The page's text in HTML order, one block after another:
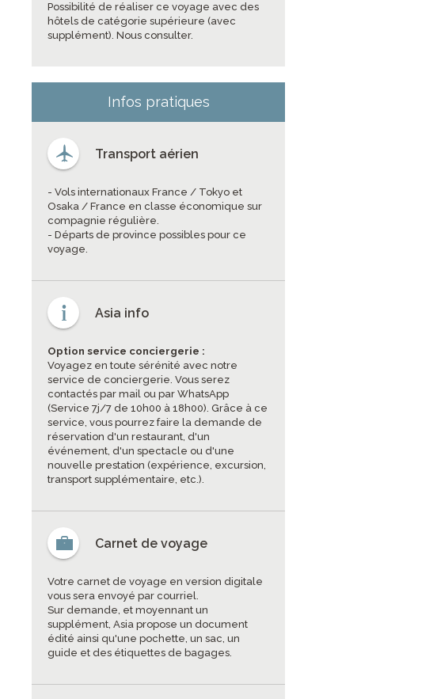
Possibilité de réaliser ce voyage avec des
hôtels de catégorie supérieure (avec
supplément). Nous consulter.
Infos pratiques
Transport aérien
- Vols internationaux France / Tokyo et
Osaka / France en classe économique sur
compagnie régulière.
- Départs de province possibles pour ce
voyage.
Asia info
Option service conciergerie :
Voyagez en toute sérénité avec notre
service de conciergerie. Vous serez
contactés par mail ou par WhatsApp
(Service 7j/7 de 10h00 à 18h00). Grâce à ce
service, vous pourrez faire la demande de
réservation d'un restaurant, d'un
événement, d'un spectacle ou d'une
nouvelle prestation (expérience, excursion,
transport supplémentaire, etc.).
Carnet de voyage
Votre carnet de voyage en version digitale
vous sera envoyé par courriel.
Sur demande, et moyennant un
supplément, Asia propose un document
édité ainsi qu'une pochette, un sac, un
guide et des étiquettes de bagages.